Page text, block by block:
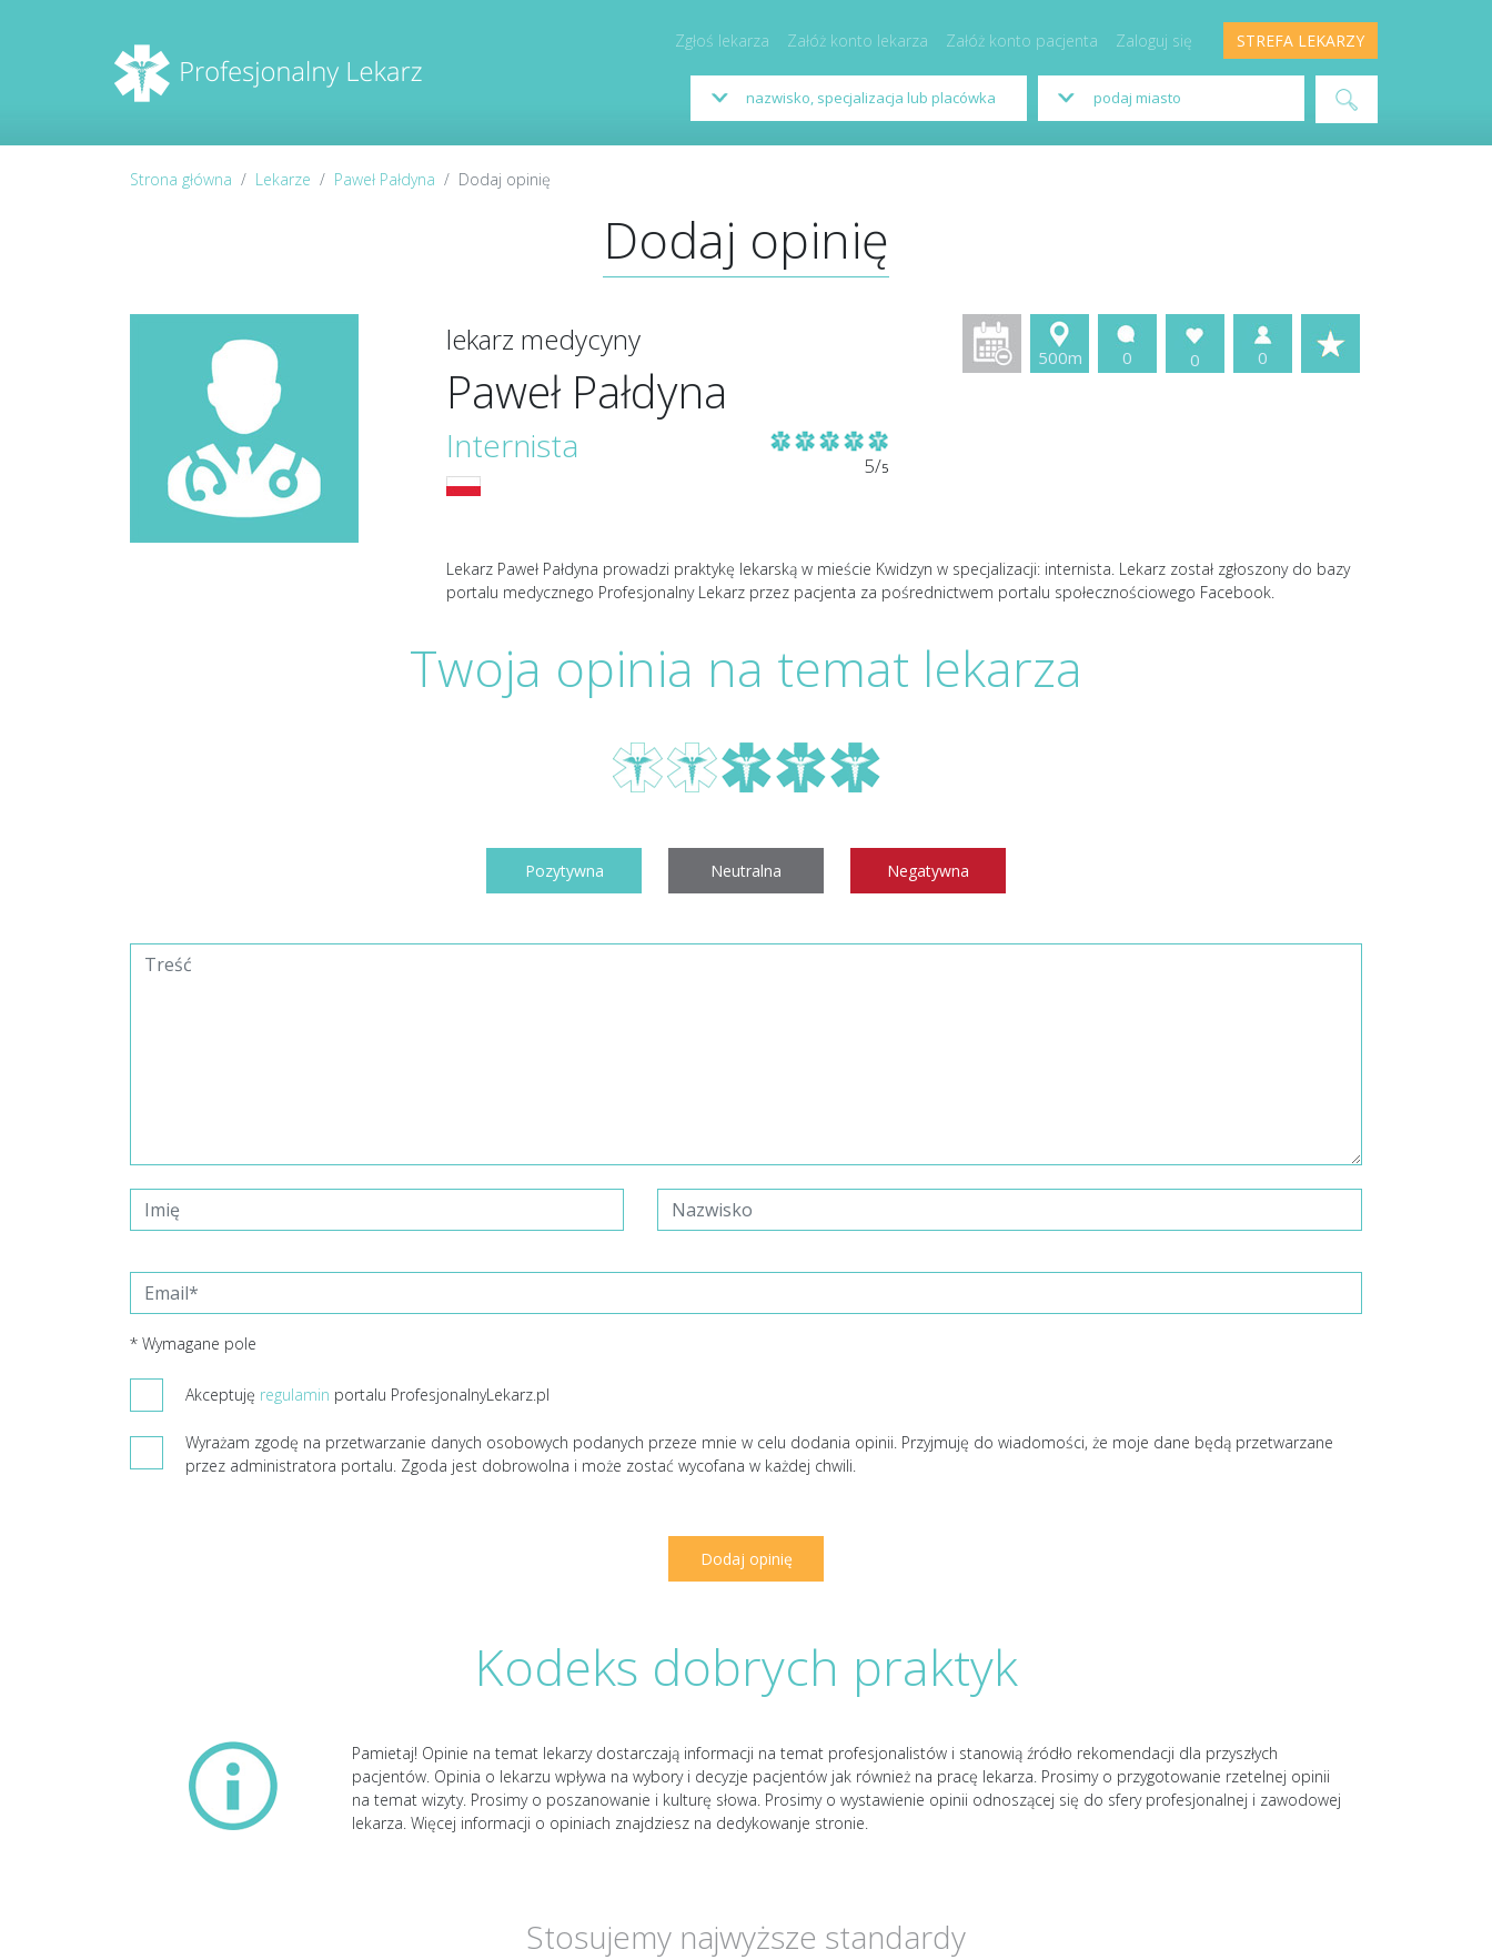
Zgłoś lekarza Załóż konto lekarza Załóż konto pacjenta Zaloguj się STREFA LEKARZY
Strona główna Lekarze Paweł Pałdyna Dodaj opinię
Dodaj opinię
lekarz medycyny
Paweł Pałdyna
Internista 5/5
500m 0 0 0
Lekarz Paweł Pałdyna prowadzi praktykę lekarską w mieście Kwidzyn w specjalizacji: internista. Lekarz został zgłoszony do bazy
portalu medycznego Profesjonalny Lekarz przez pacjenta za pośrednictwem portalu społecznościowego Facebook.
Twoja opinia na temat lekarza
Pozytywna Neutralna Negatywna
* Wymagane pole
Akceptuję regulamin portalu ProfesjonalnyLekarz.pl
Wyrażam zgodę na przetwarzanie danych osobowych podanych przeze mnie w celu dodania opinii. Przyjmuję do wiadomości, że moje dane będą przetwarzane
przez administratora portalu. Zgoda jest dobrowolna i może zostać wycofana w każdej chwili.
Kodeks dobrych praktyk
Pamietaj! Opinie na temat lekarzy dostarczają informacji na temat profesjonalistów i stanowią źródło rekomendacji dla przyszłych
pacjentów. Opinia o lekarzu wpływa na wybory i decyzje pacjentów jak również na pracę lekarza. Prosimy o przygotowanie rzetelnej opinii
na temat wizyty. Prosimy o poszanowanie i kulturę słowa. Prosimy o wystawienie opinii odnoszącej się do sfery profesjonalnej i zawodowej
lekarza. Więcej informacji o opiniach znajdziesz na dedykowanje stronie.
Stosujemy najwyższe standardy